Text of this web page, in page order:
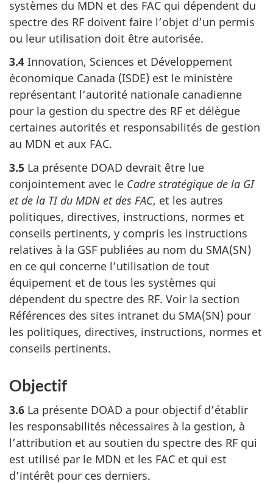
systèmes du MDN et des FAC qui dépendent du
spectre des RF doivent faire l’objet d’un permis
ou leur utilisation doit être autorisée.
3.4 Innovation, Sciences et Développement
économique Canada (ISDE) est le ministère
représentant l’autorité nationale canadienne
pour la gestion du spectre des RF et délègue
certaines autorités et responsabilités de gestion
au MDN et aux FAC.
3.5 La présente DOAD devrait être lue
conjointement avec le Cadre stratégique de la GI
et de la TI du MDN et des FAC, et les autres
politiques, directives, instructions, normes et
conseils pertinents, y compris les instructions
relatives à la GSF publiées au nom du SMA(SN)
en ce qui concerne l’utilisation de tout
équipement et de tous les systèmes qui
dépendent du spectre des RF. Voir la section
Références des sites intranet du SMA(SN) pour
les politiques, directives, instructions, normes et
conseils pertinents.
Objectif
3.6 La présente DOAD a pour objectif d’établir
les responsabilités nécessaires à la gestion, à
l’attribution et au soutien du spectre des RF qui
est utilisé par le MDN et les FAC et qui est
d’intérêt pour ces derniers.